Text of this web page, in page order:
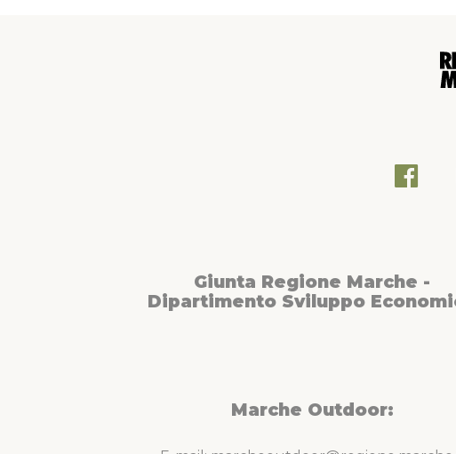
Giunta Regione Marche -
Dipartimento Sviluppo
Marche Outdoor: